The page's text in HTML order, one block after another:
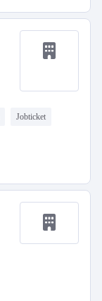
Jobticket